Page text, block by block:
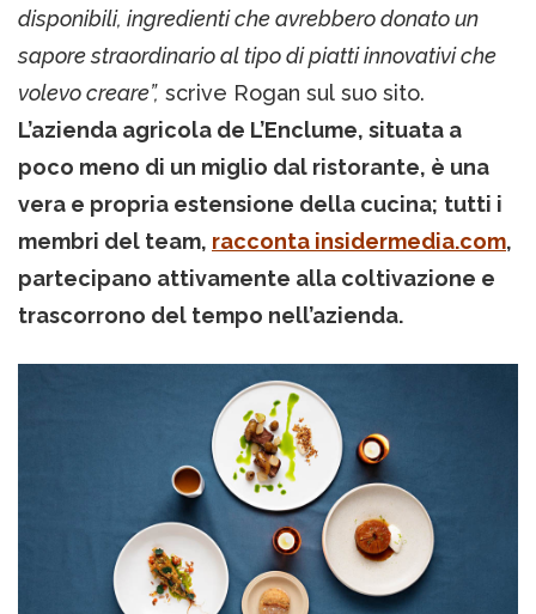
disponibili, ingredienti che avrebbero donato un
sapore straordinario al tipo di piatti innovativi che
volevo creare”, scrive Rogan sul suo sito.
L’azienda agricola de L’Enclume, situata a
poco meno di un miglio dal ristorante, è una
vera e propria estensione della cucina; tutti i
membri del team, racconta insidermedia.com,
partecipano attivamente alla coltivazione e
trascorrono del tempo nell’azienda.